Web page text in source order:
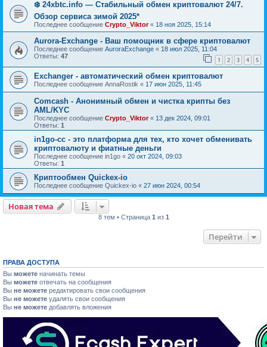
❄️ 24xbtc.info — Стабильный обмен криптовалют 24/7.
Обзор сервиса зимой 2025*
Последнее сообщение Crypto_Viktor« 18 ноя 2025, 15:14
Aurora-Exchange - Ваш помощник в сфере криптовалют
Последнее сообщение AuroraExchange « 18 июл 2025, 11:04
Ответы: 47 1 2 3 4 5
Exchanger - автоматический обмен криптовалют
Последнее сообщение AnnaRostik « 17 июн 2025, 11:45
Comcash - Анонимный обмен и чистка крипты без
AML/KYC
Последнее сообщение Crypto_Viktor« 13 дек 2024, 09:01
Ответы: 1
in1go-cc - это платформа для тех, кто хочет обменивать
криптовалюту и фиатные деньги
Последнее сообщение in1go « 20 окт 2024, 09:03
Ответы: 1
Криптообмен Quickex-io
Последнее сообщение Quickex-io « 27 июн 2024, 00:54
Новая тема
8 тем • Страница 1 из 1
Перейти
ПРАВА ДОСТУПА
Вы можете начинать темы
Вы можете отвечать на сообщения
Вы не можете редактировать свои сообщения
Вы не можете удалять свои сообщения
Вы не можете добавлять вложения